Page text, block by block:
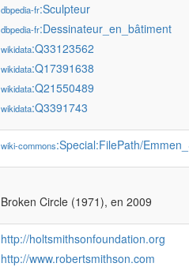
dbpedia-fr:Sculpteur
dbpedia-fr:Dessinateur_en_bâtiment
wikidata:Q33123562
wikidata:Q17391638
wikidata:Q21550489
wikidata:Q3391743
wiki-commons:Special:FilePath/
Broken Circle (1971), en 2009
http://holtsmithsonfoundation.org
http://www.robertsmithson.com